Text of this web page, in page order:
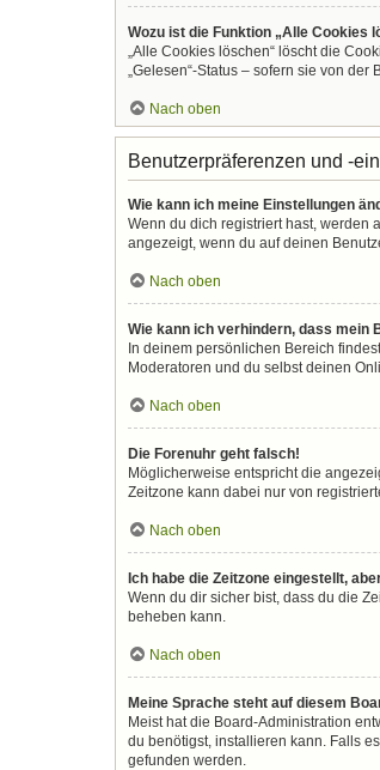
Wozu ist die Funktion „Alle Cookies
„Alle Cookies löschen“ löscht die
„Gelesen“-Status – sofern sie von
Nach oben
Benutzerpräferenzen und -
Wie kann ich meine Einstellungen
Wenn du dich registriert hast, werden
angezeigt, wenn du auf deinen
Nach oben
Wie kann ich verhindern, dass mein
In deinem persönlichen Bereich
Moderatoren und du selbst deinen
Nach oben
Die Forenuhr geht falsch!
Möglicherweise entspricht die
Zeitzone kann dabei nur von
Nach oben
Ich habe die Zeitzone eingestellt,
Wenn du dir sicher bist, dass du die
beheben kann.
Nach oben
Meine Sprache steht auf diesem
Meist hat die Board-Administration
du benötigst, installieren kann. Falls
gefunden werden.